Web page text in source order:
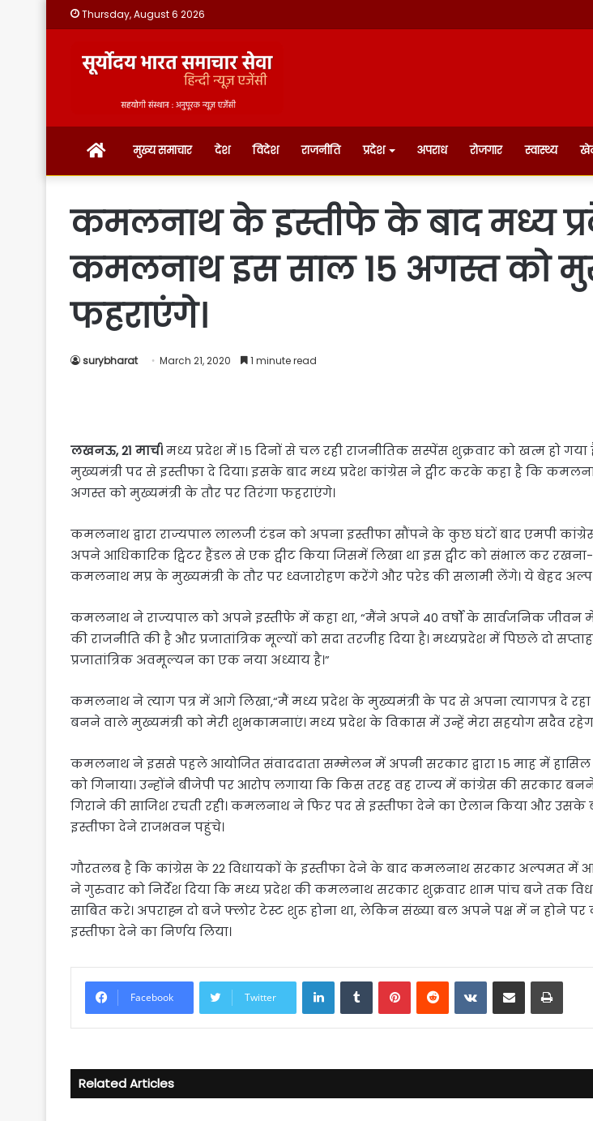
Thursday, August 6 2026
होम मुख्य समाचार देश विदेश राजनीति प्रदेश अपराध रोजगार स्वास्थ्य
कमलनाथ के इस्तीफे के बाद मध्य
कमलनाथ इस साल 15 अगस्त को
फहराएंगे।
surybharat March 21, 2020 1 minute read
लखनऊ, 21 मार्च।मध्य प्रदेश में 15 दिनों से चल रही राजनीतिक सस्पेंस शुक्रवार को खत्म हो
मुख्यमंत्री पद से इस्तीफा दे दिया। इसके बाद मध्य प्रदेश कांग्रेस ने ट्वीट करके कहा है कि
अगस्त को मुख्यमंत्री के तौर पर तिरंगा फहराएंगे।
कमलनाथ द्वारा राज्यपाल लालजी टंडन को अपना इस्तीफा सौंपने के कुछ घंटों बाद एमपी
अपने आधिकारिक ट्विटर हैंडल से एक ट्वीट किया जिसमें लिखा था इस ट्वीट को संभाल कर
कमलनाथ मप्र के मुख्यमंत्री के तौर पर ध्वजारोहण करेंगे और परेड की सलामी लेंगे। ये बेहद अल्प
कमलनाथ ने राज्यपाल को अपने इस्तीफे में कहा था, “मैंने अपने 40 वर्षों के सार्वजनिक जीवन
की राजनीति की है और प्रजातांत्रिक मूल्यों को सदा तरजीह दिया है। मध्यप्रदेश में पिछले दो
प्रजातांत्रिक अवमूल्यन का एक नया अध्याय है।”
कमलनाथ ने त्याग पत्र में आगे लिखा,“मैं मध्य प्रदेश के मुख्यमंत्री के पद से अपना त्यागपत्र दे रहा
बनने वाले मुख्यमंत्री को मेरी शुभकामनाएं। मध्य प्रदेश के विकास में उन्हें मेरा सहयोग सदैव
कमलनाथ ने इससे पहले आयोजित संवाददाता सम्मेलन में अपनी सरकार द्वारा 15 माह में हासिल
को गिनाया। उन्होंने बीजेपी पर आरोप लगाया कि किस तरह वह राज्य में कांग्रेस की सरकार
गिराने की साजिश रचती रही। कमलनाथ ने फिर पद से इस्तीफा देने का ऐलान किया और उसके
इस्तीफा देने राजभवन पहुंचे।
गौरतलब है कि कांग्रेस के 22 विधायकों के इस्तीफा देने के बाद कमलनाथ सरकार अल्पमत में आ
ने गुरुवार को निर्देश दिया कि मध्य प्रदेश की कमलनाथ सरकार शुक्रवार शाम पांच बजे तक
साबित करे। अपराह्न दो बजे फ्लोर टेस्ट शुरू होना था, लेकिन संख्या बल अपने पक्ष में न होने
इस्तीफा देने का निर्णय लिया।
Facebook Twitter
LinkedInTumblrPinterestReddit VKontakte
Share via Email Print
Related Articles